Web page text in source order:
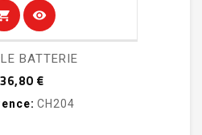
visibility
BATTERIE
36,80 €Prix
CH204